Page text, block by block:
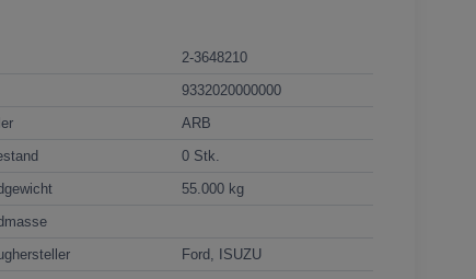
2-3648210
9332020000000
ARB
0 Stk.
55.000 kg
Ford, ISUZU